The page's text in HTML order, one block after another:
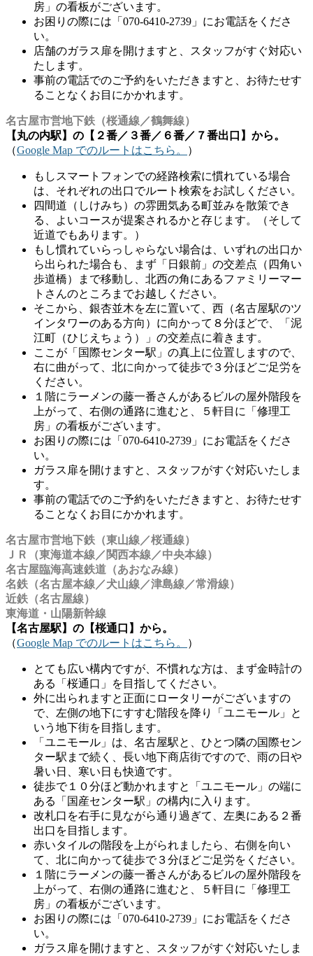
房」の看板がございます。
お困りの際には「070-6410-2739」にお電話をくださ
い。
店舗のガラス扉を開けますと、スタッフがすぐ対応い
たします。
事前の電話でのご予約をいただきますと、お待たせす
ることなくお目にかかれます。
名古屋市営地下鉄（桜通線／鶴舞線）
【丸の内駅】の【２番／３番／６番／７番出口】から。
（Google Map でのルートはこちら。 ）
もしスマートフォンでの経路検索に慣れている場合
は、それぞれの出口でルート検索をお試しください。
四間道（しけみち）の雰囲気ある町並みを散策でき
る、よいコースが提案されるかと存じます。（そして
近道でもあります。）
もし慣れていらっしゃらない場合は、いずれの出口か
ら出られた場合も、まず「日銀前」の交差点（四角い
歩道橋）まで移動し、北西の角にあるファミリーマー
トさんのところまでお越しください。
そこから、銀杏並木を左に置いて、西（名古屋駅のツ
インタワーのある方向）に向かって８分ほどで、「泥
江町（ひじえちょう）」の交差点に着きます。
ここが「国際センター駅」の真上に位置しますので、
右に曲がって、北に向かって徒歩で３分ほどご足労を
ください。
１階にラーメンの藤一番さんがあるビルの屋外階段を
上がって、右側の通路に進むと、５軒目に「修理工
房」の看板がございます。
お困りの際には「070-6410-2739」にお電話をくださ
い。
ガラス扉を開けますと、スタッフがすぐ対応いたしま
す。
事前の電話でのご予約をいただきますと、お待たせす
ることなくお目にかかれます。
名古屋市営地下鉄（東山線／桜通線）
ＪＲ（東海道本線／関西本線／中央本線）
名古屋臨海高速鉄道（あおなみ線）
名鉄（名古屋本線／犬山線／津島線／常滑線）
近鉄（名古屋線）
東海道・山陽新幹線
【名古屋駅】の【桜通口】から。
（Google Map でのルートはこちら。 ）
とても広い構内ですが、不慣れな方は、まず金時計の
ある「桜通口」を目指してください。
外に出られますと正面にロータリーがございますの
で、左側の地下にすすむ階段を降り「ユニモール」と
いう地下街を目指します。
「ユニモール」は、名古屋駅と、ひとつ隣の国際セン
ター駅まで続く、長い地下商店街ですので、雨の日や
暑い日、寒い日も快適です。
徒歩で１０分ほど動かれますと「ユニモール」の端に
ある「国産センター駅」の構内に入ります。
改札口を右手に見ながら通り過ぎて、左奥にある２番
出口を目指します。
赤いタイルの階段を上がられましたら、右側を向い
て、北に向かって徒歩で３分ほどご足労をください。
１階にラーメンの藤一番さんがあるビルの屋外階段を
上がって、右側の通路に進むと、５軒目に「修理工
房」の看板がございます。
お困りの際には「070-6410-2739」にお電話をくださ
い。
ガラス扉を開けますと、スタッフがすぐ対応いたしま